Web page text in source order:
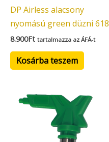
DP Airless alacsony
nyomású green düzni 618
8.900Ft tartalmazza az ÁFÁ-t
Kosárba teszem